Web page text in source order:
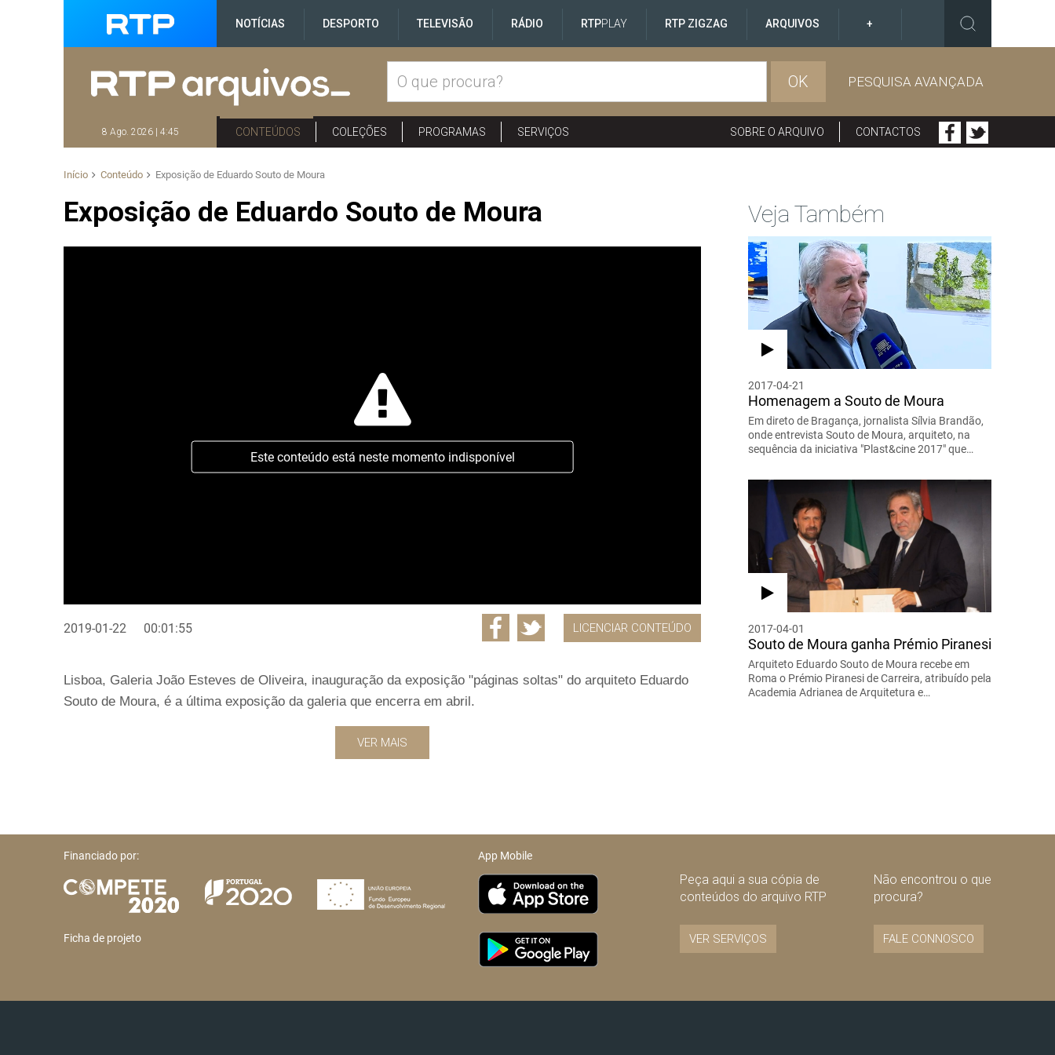
NOTÍCIAS DESPORTO TELEVISÃO RÁDIO RTPPLAY RTP ZIGZAG ARQUIVOS +
OK PESQUISA AVANÇADA
8 Ago. 2026 | 4:45 CONTEÚDOS COLEÇÕES PROGRAMAS SERVIÇOS SOBRE O ARQUIVO CONTACTOS
Início Conteúdo Exposição de Eduardo Souto de Moura
Exposição de Eduardo Souto de Moura
Este conteúdo está neste momento indisponível
2019-01-22 00:01:55 LICENCIAR CONTEÚDO
Lisboa, Galeria João Esteves de Oliveira, inauguração da exposição "páginas soltas" do arquiteto Eduardo
Souto de Moura, é a última exposição da galeria que encerra em abril.
VER MAIS
Veja Também
2017-04-21
Homenagem a Souto de Moura
Em direto de Bragança, jornalista Sílvia Brandão,
onde entrevista Souto de Moura, arquiteto, na
sequência da iniciativa "Plast&cine 2017" que…
2017-04-01
Souto de Moura ganha Prémio Piranesi
Arquiteto Eduardo Souto de Moura recebe em
Roma o Prémio Piranesi de Carreira, atribuído pela
Academia Adrianea de Arquitetura e…
Financiado por:
Ficha de projeto
App Mobile
Peça aqui a sua cópia de
conteúdos do arquivo RTP
VER SERVIÇOS
Não encontrou o que
procura?
FALE CONNOSCO